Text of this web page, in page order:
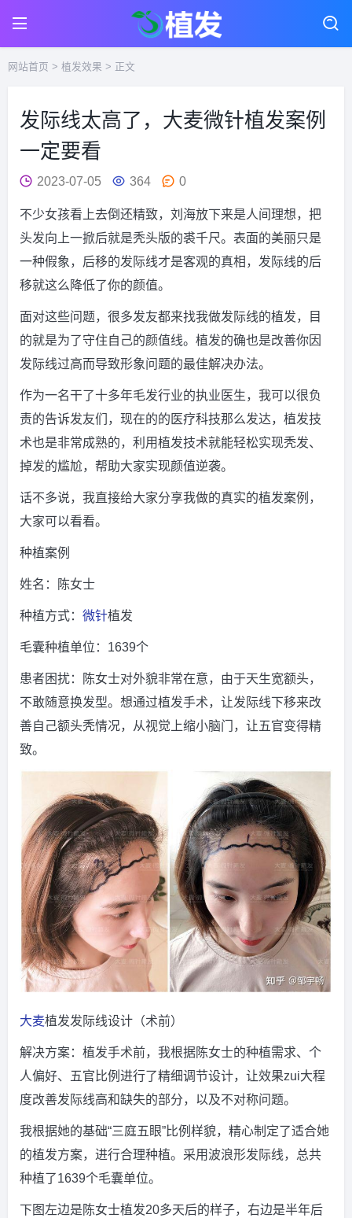
网站首页 > 植发效果 > 正文
发际线太高了，大麦微针植发案例
一定要看
2023-07-05 364 0
不少女孩看上去倒还精致，刘海放下来是人间理想，把
头发向上一掀后就是秃头版的裘千尺。表面的美丽只是
一种假象，后移的发际线才是客观的真相，发际线的后
移就这么降低了你的颜值。
面对这些问题，很多发友都来找我做发际线的植发，目
的就是为了守住自己的颜值线。植发的确也是改善你因
发际线过高而导致形象问题的最佳解决办法。
作为一名干了十多年毛发行业的执业医生，我可以很负
责的告诉发友们，现在的的医疗科技那么发达，植发技
术也是非常成熟的，利用植发技术就能轻松实现秃发、
掉发的尴尬，帮助大家实现颜值逆袭。
话不多说，我直接给大家分享我做的真实的植发案例，
大家可以看看。
种植案例
姓名：陈女士
种植方式： 微针植发
毛囊种植单位：1639个
患者困扰：陈女士对外貌非常在意，由于天生宽额头，
不敢随意换发型。想通过植发手术，让发际线下移来改
善自己额头秃情况，从视觉上缩小脑门，让五官变得精
致。
大麦植发发际线设计（术前）
解决方案：植发手术前，我根据陈女士的种植需求、个
人偏好、五官比例进行了精细调节设计，让效果zui大程
度改善发际线高和缺失的部分，以及不对称问题。
我根据她的基础“三庭五眼”比例样貌，精心制定了适合她
的植发方案，进行合理种植。采用波浪形发际线，总共
种植了1639个毛囊单位。
下图左边是陈女士植发20多天后的样子，右边是半年后